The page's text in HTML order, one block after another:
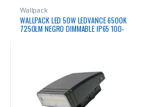
Wallpack
WALLPACK LED 50W LEDVANCE 6500K
7250LM NEGRO DIMMABLE IP65 100-